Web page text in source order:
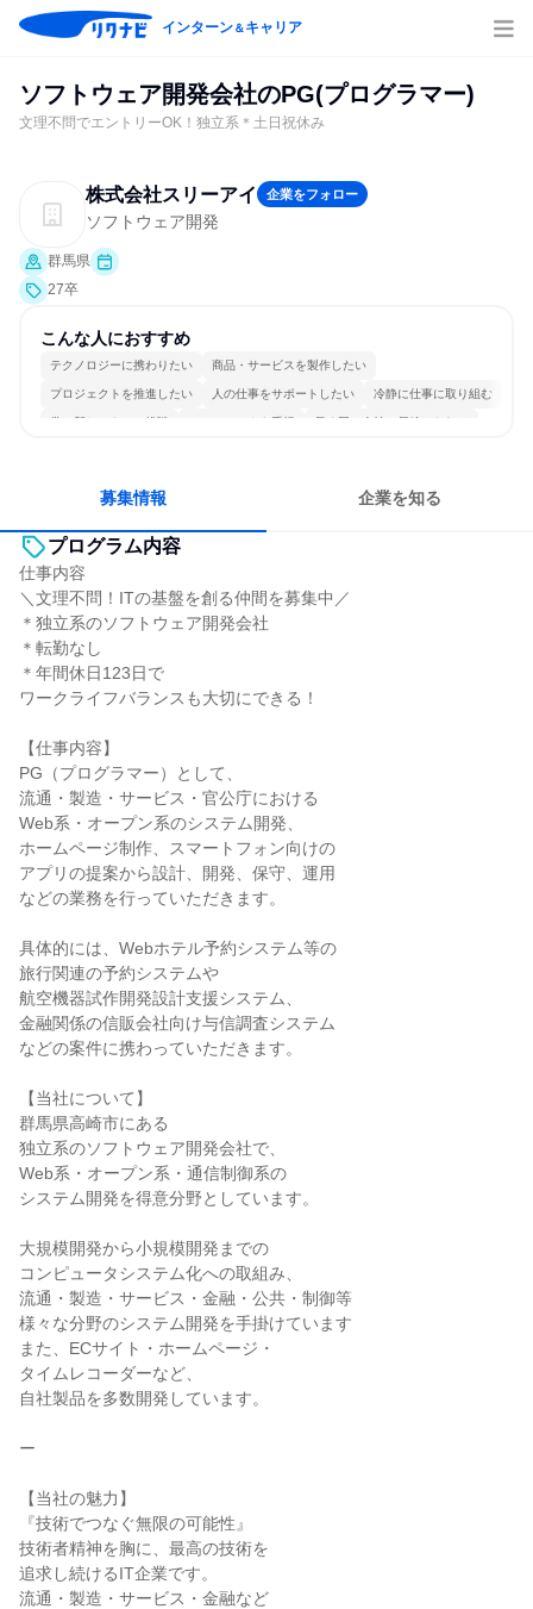
インターン＆キャリア
ソフトウェア開発会社のPG(プログラマー)
文理不問でエントリーOK！独立系＊土日祝休み
株式会社スリーアイ 企業をフォロー
ソフトウェア開発
群馬県
27卒
こんな人におすすめ
テクノロジーに携わりたい 商品・サービスを製作したい
プロジェクトを推進したい 人の仕事をサポートしたい 冷静に仕事に取り組む
常に新しいものに挑戦 チームワークを重視 長く同じ会社に居続けられる
募集情報 企業を知る
プログラム内容
仕事内容
＼文理不問！ITの基盤を創る仲間を募集中／
＊独立系のソフトウェア開発会社
＊転勤なし
＊年間休日123日で
ワークライフバランスも大切にできる！
【仕事内容】
PG（プログラマー）として、
流通・製造・サービス・官公庁における
Web系・オープン系のシステム開発、
ホームページ制作、スマートフォン向けの
アプリの提案から設計、開発、保守、運用
などの業務を行っていただきます。
具体的には、Webホテル予約システム等の
旅行関連の予約システムや
航空機器試作開発設計支援システム、
金融関係の信販会社向け与信調査システム
などの案件に携わっていただきます。
【当社について】
群馬県高崎市にある
独立系のソフトウェア開発会社で、
Web系・オープン系・通信制御系の
システム開発を得意分野としています。
大規模開発から小規模開発までの
コンピュータシステム化への取組み、
流通・製造・サービス・金融・公共・制御等
様々な分野のシステム開発を手掛けています
また、ECサイト・ホームページ・
タイムレコーダーなど、
自社製品を多数開発しています。
ー
【当社の魅力】
『技術でつなぐ無限の可能性』
技術者精神を胸に、最高の技術を
追求し続けるIT企業です。
流通・製造・サービス・金融など